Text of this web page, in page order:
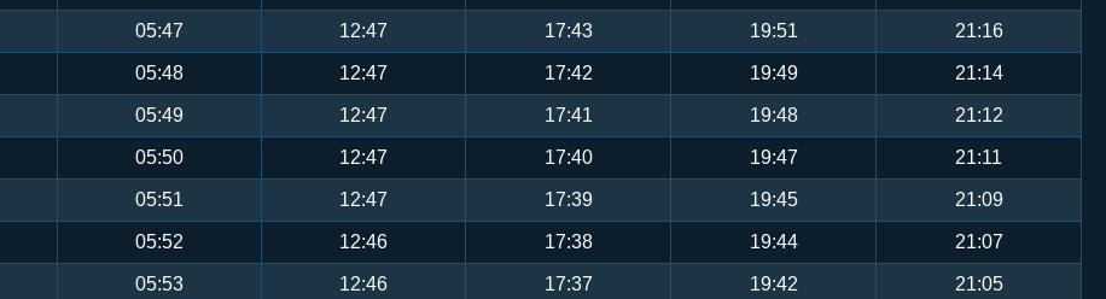
05:47 12:47 17:43 19:51 21:16
05:48 12:47 17:42 19:49 21:14
05:49 12:47 17:41 19:48 21:12
05:50 12:47 17:40 19:47 21:11
05:51 12:47 17:39 19:45 21:09
05:52 12:46 17:38 19:44 21:07
05:53 12:46 17:37 19:42 21:05